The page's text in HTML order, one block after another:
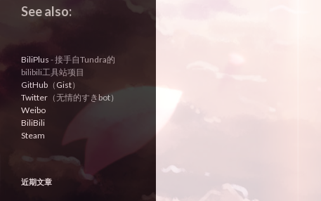
See also:
BiliPlus - 接手自Tundra的
bilibili工具站项目
GitHub （ Gist）
Twitter （无情的すきbot）
Weibo
BiliBili
Steam
近期文章